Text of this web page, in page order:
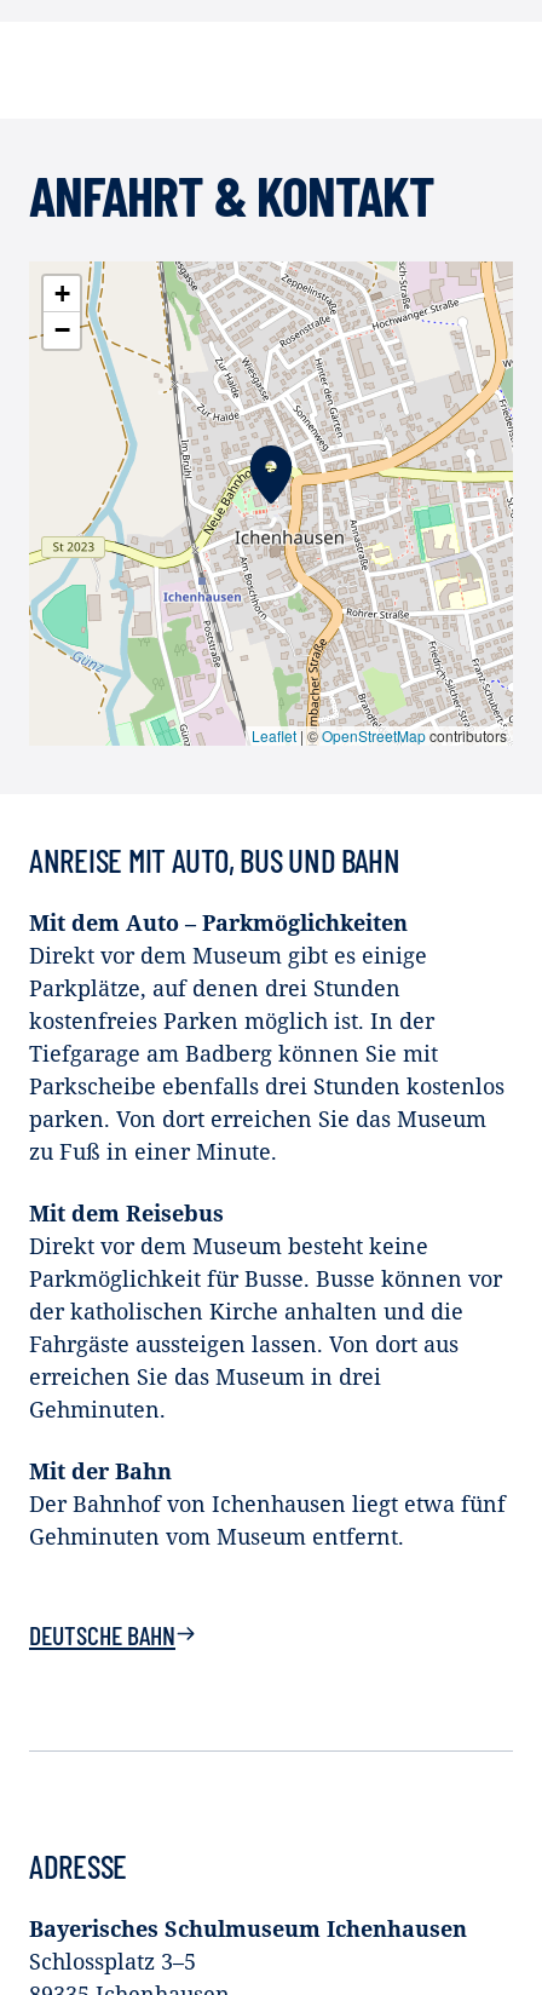
ANFAHRT & KONTAKT
+
−
Leaflet | ©OpenStreetMapcontributors
ANREISE MIT AUTO, BUS UND BAHN
Mit dem Auto – Parkmöglichkeiten
Direkt vor dem Museum gibt es einige
Parkplätze, auf denen drei Stunden
kostenfreies Parken möglich ist. In der
Tiefgarage am Badberg können Sie mit
Parkscheibe ebenfalls drei Stunden kostenlos
parken. Von dort erreichen Sie das Museum
zu Fuß in einer Minute.
Mit dem Reisebus
Direkt vor dem Museum besteht keine
Parkmöglichkeit für Busse. Busse können vor
der katholischen Kirche anhalten und die
Fahrgäste aussteigen lassen. Von dort aus
erreichen Sie das Museum in drei
Gehminuten.
Mit der Bahn
Der Bahnhof von Ichenhausen liegt etwa fünf
Gehminuten vom Museum entfernt.
DEUTSCHE BAHN
ADRESSE
Bayerisches Schulmuseum Ichenhausen
Schlossplatz 3–5